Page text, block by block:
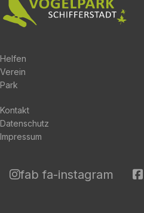
Helfen
Verein
Park
Kontakt
Datenschutz
Impressum
fab fa-instagram